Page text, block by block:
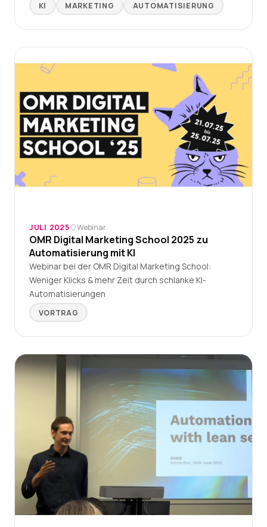
KI MARKETING AUTOMATISIERUNG
JULI 2025 Webinar
OMR Digital Marketing School 2025 zu
Automatisierung mit KI
Webinar bei der OMR Digital Marketing School:
Weniger Klicks & mehr Zeit durch schlanke KI-
Automatisierungen
VORTRAG